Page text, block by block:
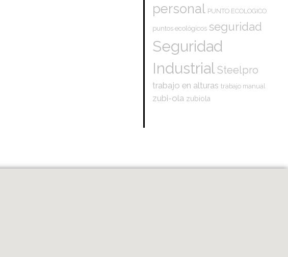
personal PUNTO ECOLOGICO
puntos ecológicos seguridad
Seguridad
IndustrialSteelpro
trabajo en alturas trabajo manual
zubi-ola zubiola